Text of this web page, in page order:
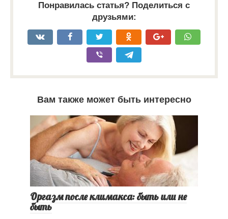
Понравилась статья? Поделиться с
друзьями:
Вам также может быть интересно
Оргазм после климакса: быть или не
быть